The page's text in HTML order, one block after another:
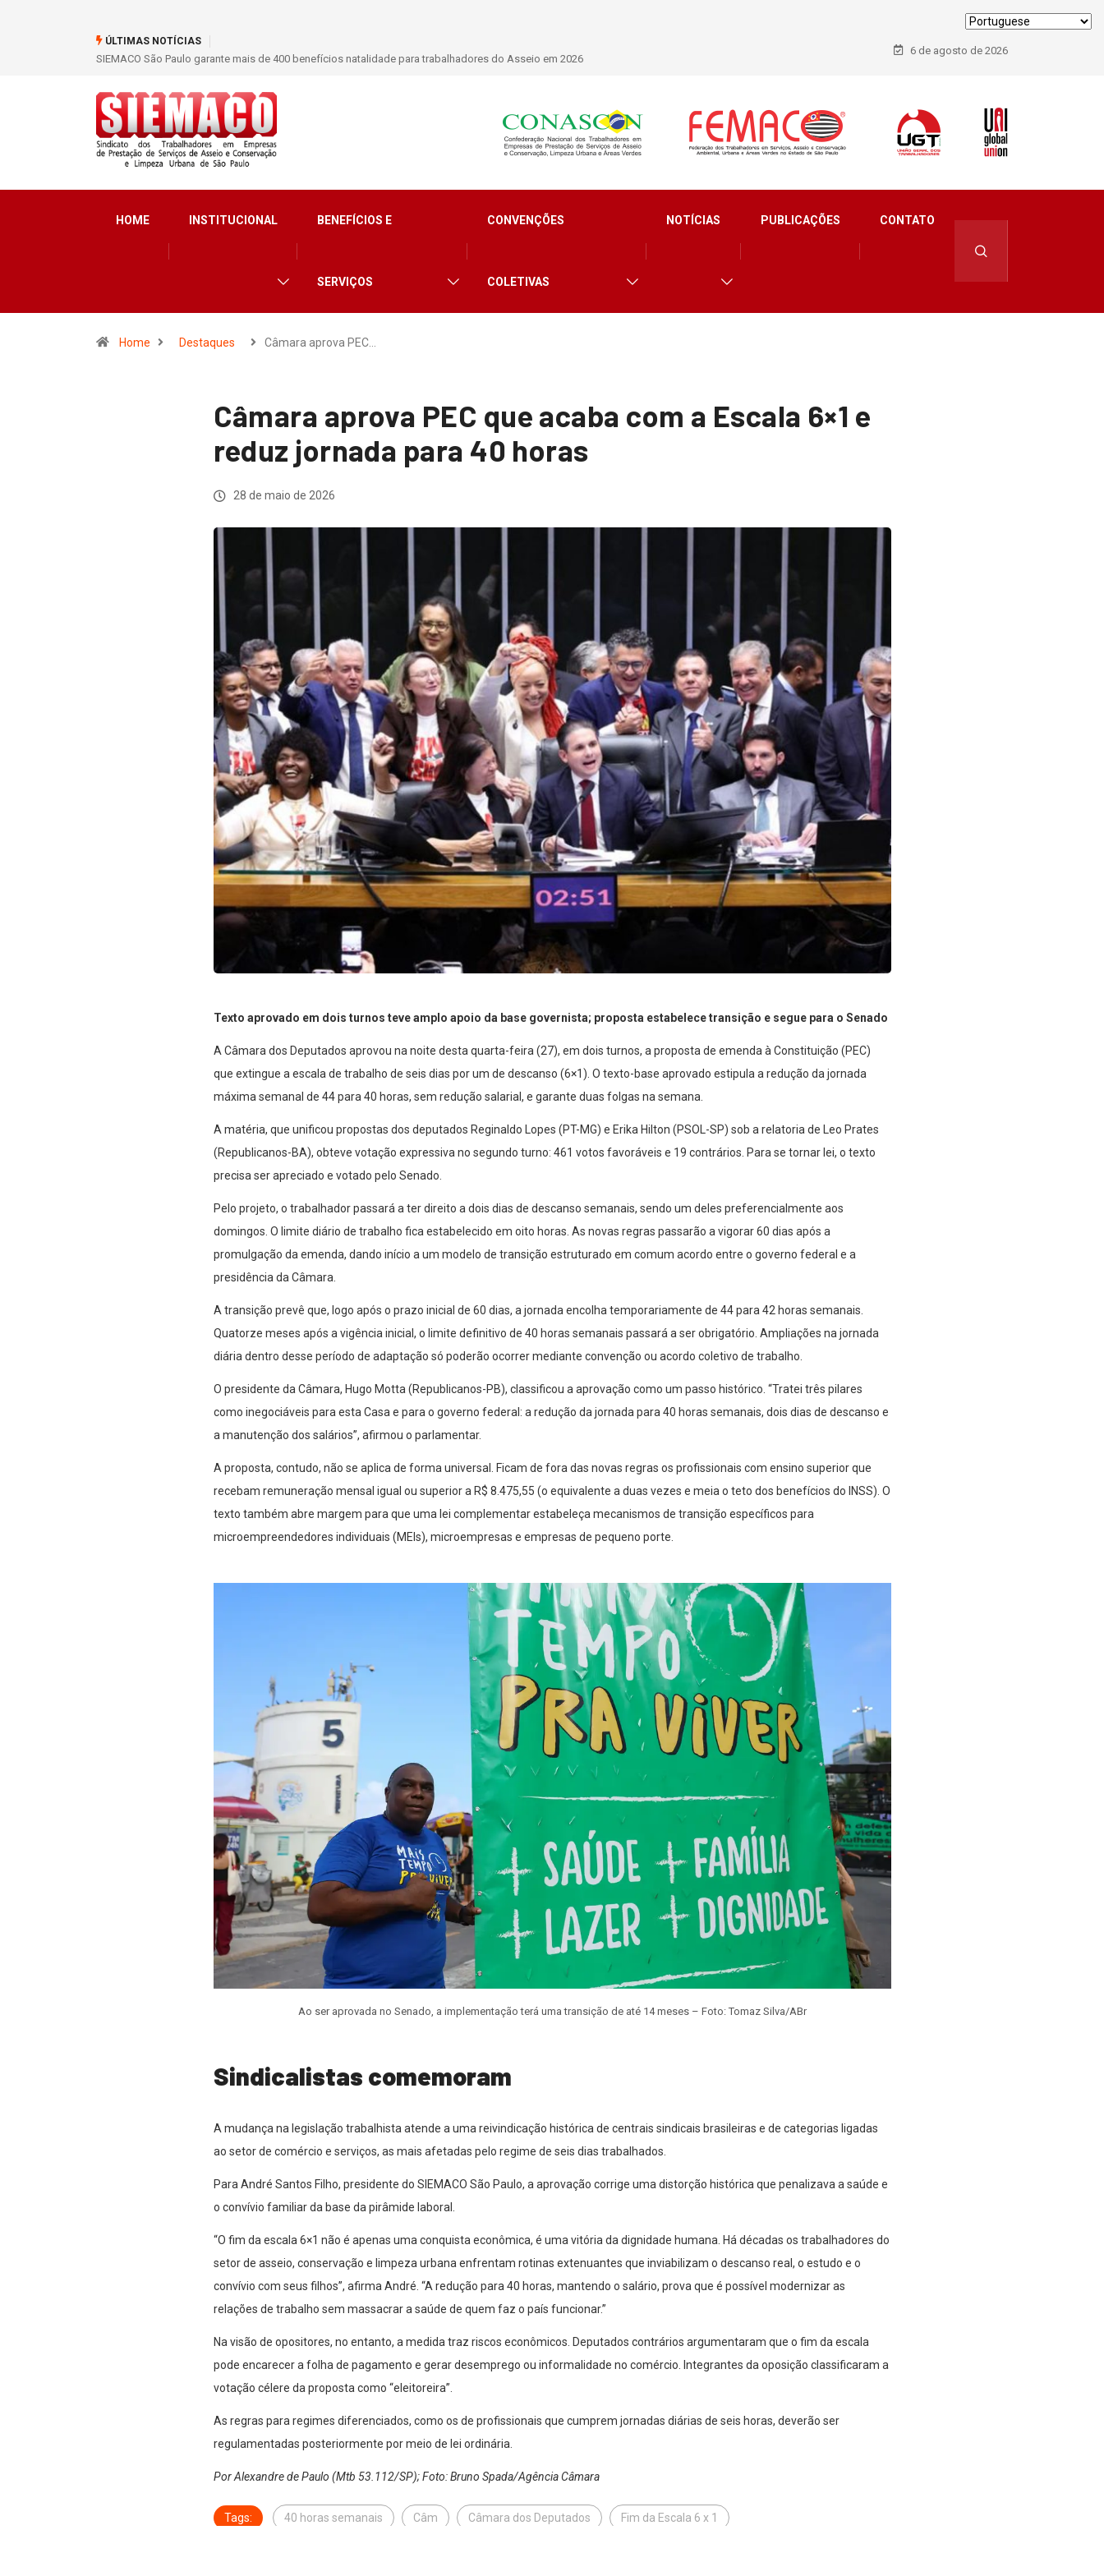
ÚLTIMAS NOTÍCIAS
do Asseio em 2026SIEMACO São Paulo marca presença em conferência internacional que debate os desafios do setor de
6 de agosto de 2026
HOME INSTITUCIONAL BENEFÍCIOS E
SERVIÇOS
CONVENÇÕES
COLETIVAS
NOTÍCIAS PUBLICAÇÕES CONTATO
Home Destaques Câmara aprova PEC…
Câmara aprova PEC que acaba com a Escala 6×1 e
reduz jornada para 40 horas
28 de maio de 2026
Texto aprovado em dois turnos teve amplo apoio da base governista; proposta estabelece transição e segue para o Senado
A Câmara dos Deputados aprovou na noite desta quarta-feira (27), em dois turnos, a proposta de emenda à Constituição (PEC)
que extingue a escala de trabalho de seis dias por um de descanso (6×1). O texto-base aprovado estipula a redução da jornada
máxima semanal de 44 para 40 horas, sem redução salarial, e garante duas folgas na semana.
A matéria, que unificou propostas dos deputados Reginaldo Lopes (PT-MG) e Erika Hilton (PSOL-SP) sob a relatoria de Leo Prates
(Republicanos-BA), obteve votação expressiva no segundo turno: 461 votos favoráveis e 19 contrários. Para se tornar lei, o texto
precisa ser apreciado e votado pelo Senado.
Pelo projeto, o trabalhador passará a ter direito a dois dias de descanso semanais, sendo um deles preferencialmente aos
domingos. O limite diário de trabalho fica estabelecido em oito horas. As novas regras passarão a vigorar 60 dias após a
promulgação da emenda, dando início a um modelo de transição estruturado em comum acordo entre o governo federal e a
presidência da Câmara.
A transição prevê que, logo após o prazo inicial de 60 dias, a jornada encolha temporariamente de 44 para 42 horas semanais.
Quatorze meses após a vigência inicial, o limite definitivo de 40 horas semanais passará a ser obrigatório. Ampliações na jornada
diária dentro desse período de adaptação só poderão ocorrer mediante convenção ou acordo coletivo de trabalho.
O presidente da Câmara, Hugo Motta (Republicanos-PB), classificou a aprovação como um passo histórico. “Tratei três pilares
como inegociáveis para esta Casa e para o governo federal: a redução da jornada para 40 horas semanais, dois dias de descanso e
a manutenção dos salários”, afirmou o parlamentar.
A proposta, contudo, não se aplica de forma universal. Ficam de fora das novas regras os profissionais com ensino superior que
recebam remuneração mensal igual ou superior a R$ 8.475,55 (o equivalente a duas vezes e meia o teto dos benefícios do INSS). O
texto também abre margem para que uma lei complementar estabeleça mecanismos de transição específicos para
microempreendedores individuais (MEIs), microempresas e empresas de pequeno porte.
Ao ser aprovada no Senado, a implementação terá uma transição de até 14 meses – Foto: Tomaz Silva/ABr
Sindicalistas comemoram
A mudança na legislação trabalhista atende a uma reivindicação histórica de centrais sindicais brasileiras e de categorias ligadas
ao setor de comércio e serviços, as mais afetadas pelo regime de seis dias trabalhados.
Para André Santos Filho, presidente do SIEMACO São Paulo, a aprovação corrige uma distorção histórica que penalizava a saúde e
o convívio familiar da base da pirâmide laboral.
“O fim da escala 6×1 não é apenas uma conquista econômica, é uma vitória da dignidade humana. Há décadas os trabalhadores do
setor de asseio, conservação e limpeza urbana enfrentam rotinas extenuantes que inviabilizam o descanso real, o estudo e o
convívio com seus filhos”, afirma André. “A redução para 40 horas, mantendo o salário, prova que é possível modernizar as
relações de trabalho sem massacrar a saúde de quem faz o país funcionar.”
Na visão de opositores, no entanto, a medida traz riscos econômicos. Deputados contrários argumentaram que o fim da escala
pode encarecer a folha de pagamento e gerar desemprego ou informalidade no comércio. Integrantes da oposição classificaram a
votação célere da proposta como “eleitoreira”.
As regras para regimes diferenciados, como os de profissionais que cumprem jornadas diárias de seis horas, deverão ser
regulamentadas posteriormente por meio de lei ordinária.
Por Alexandre de Paulo (Mtb 53.112/SP); Foto: Bruno Spada/Agência Câmara
Tags: 40 horas semanais Câm Câmara dos Deputados Fim da Escala 6 x 1